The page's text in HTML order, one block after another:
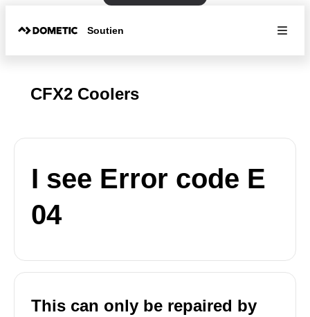
Soutien
CFX2 Coolers
I see Error code E
04
This can only be repaired by